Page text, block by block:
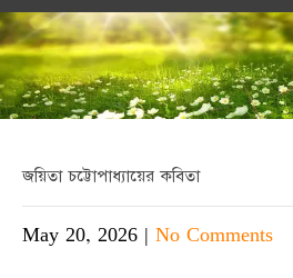
জয়িতা চট্টোপাধ্যায়ের কবিতা
May 20, 2026 | No Comments